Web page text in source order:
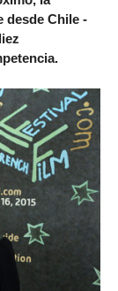
desde Chile -